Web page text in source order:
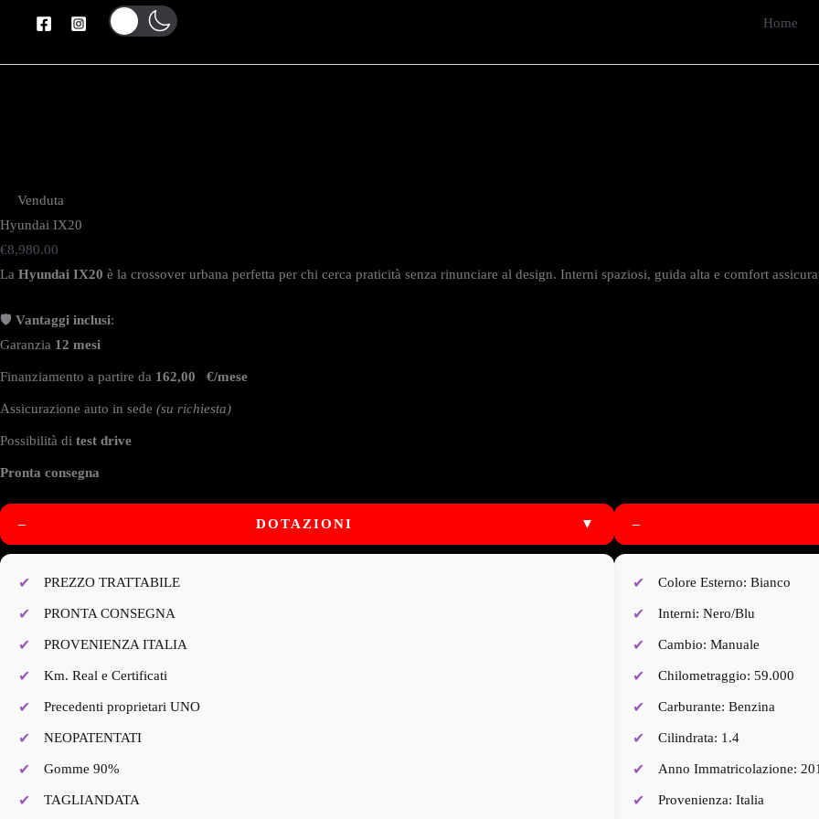
Home
Venduta
Hyundai IX20
€8,980.00
La Hyundai IX20 è la crossover urbana perfetta per chi cerca praticità senza rinunciare al design. Interni spaziosi, guida alta e comfort
🛡️ Vantaggi inclusi:
Garanzia 12 mesi
Finanziamento a partire da 162,00 €/mese
Assicurazione auto in sede (su richiesta)
Possibilità di test drive
Pronta consegna
– DOTAZIONI ▼
PREZZO TRATTABILE
PRONTA CONSEGNA
PROVENIENZA ITALIA
Km. Real e Certificati
Precedenti proprietari UNO
NEOPATENTATI
Gomme 90%
TAGLIANDATA
–
Colore Esterno: Bianco
Interni: Nero/Blu
Cambio: Manuale
Chilometraggio: 59.000
Carburante: Benzina
Cilindrata: 1.4
Anno Immatricolazione:
Provenienza: Italia